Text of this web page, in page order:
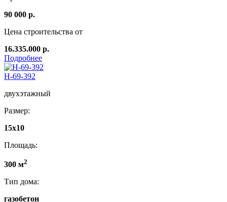
90 000 р.
Цена строительства от
16.335.000 р.
Подробнее
Н-69-392
двухэтажный
Размер:
15x10
Площадь:
300 м2
Тип дома:
газобетон